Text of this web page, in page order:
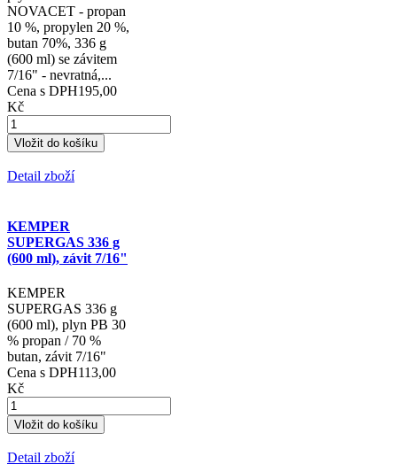
Detail zboží
KEMPER
NOVACET plynová
kartuše 330g
NOVACET - propan
(600 ml) se závitem
7/16" - nevratná,...
Cena s DPH195,00
Detail zboží
KEMPER
SUPERGAS 336 g
(600 ml), závit 7/16"
KEMPER